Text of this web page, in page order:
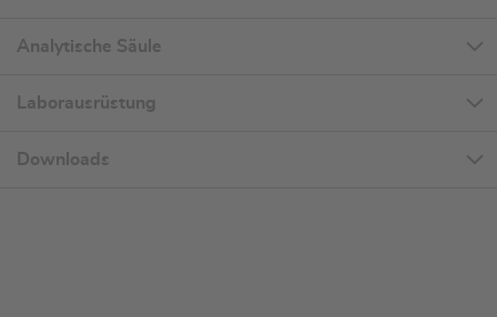
Analytische Säule
Laborausrüstung
Downloads